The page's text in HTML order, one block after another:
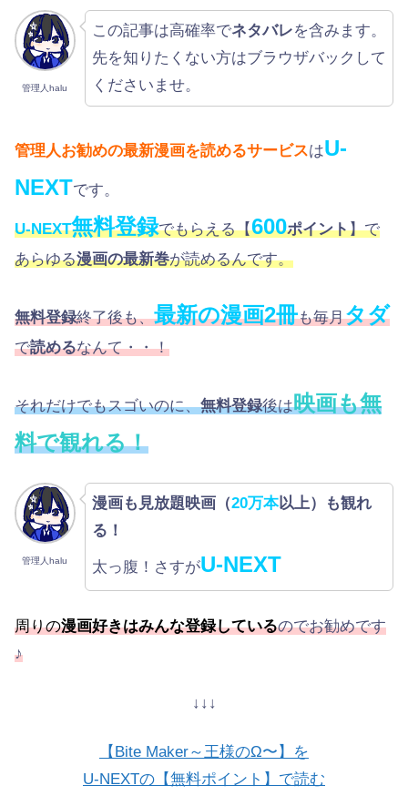
管理人halu
この記事は高確率でネタバレを含みます。
先を知りたくない方はブラウザバックして
くださいませ。
管理人お勧めの最新漫画を読めるサービスはU-
NEXTです。
U-NEXT無料登録でもらえる【600ポイント】で
あらゆる漫画の最新巻が読めるんです。
無料登録終了後も、最新の漫画2冊も毎月タダ
で読めるなんて・・！
それだけでもスゴいのに、無料登録後は映画も無
料で観れる！
管理人halu
漫画も見放題映画（20万本以上）も観れ
る！
太っ腹！さすがU-NEXT
周りの漫画好きはみんな登録しているのでお勧めです
♪
↓↓↓
【Bite Maker～王様のΩ〜】を
U-NEXTの【無料ポイント】で読む